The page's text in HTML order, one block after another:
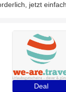
jetzt
Deal